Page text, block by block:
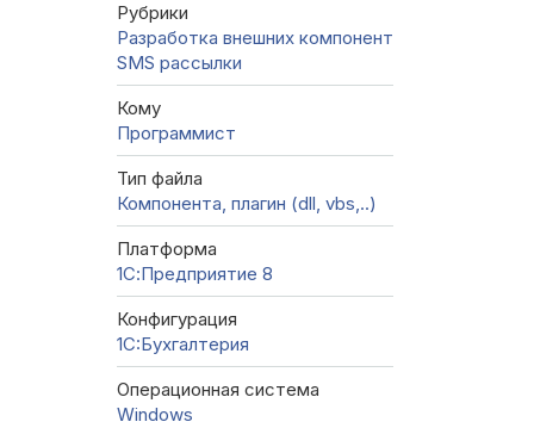
Рубрики
Разработка внешних компонент
SMS рассылки
Кому
Программист
Тип файла
Компонента, плагин (dll, vbs,..)
Платформа
1С:Предприятие 8
Конфигурация
1C:Бухгалтерия
Операционная система
Windows